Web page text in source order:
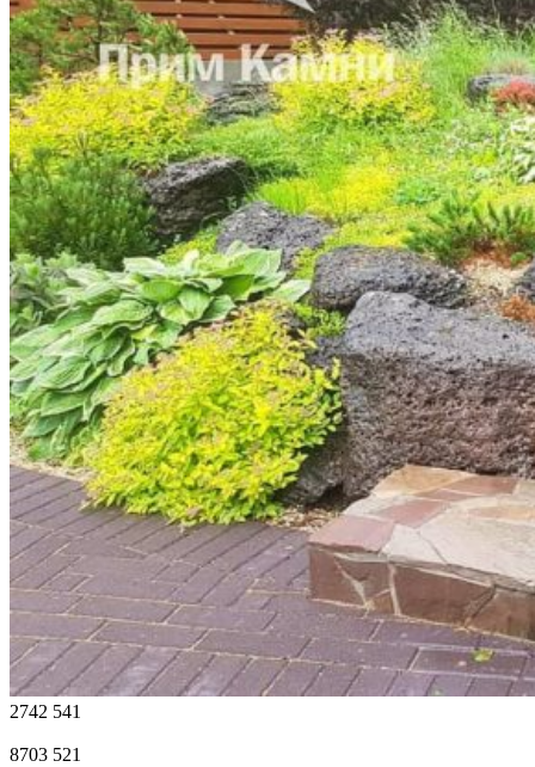
2742 541
8703 521